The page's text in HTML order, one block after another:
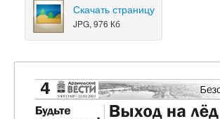
Скачать страницу
JPG, 976 Кб